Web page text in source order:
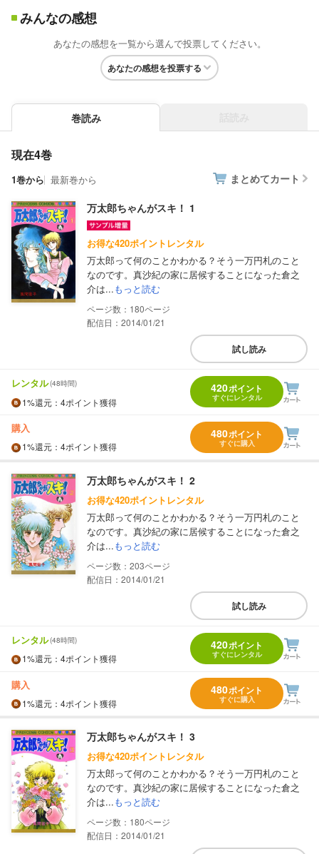
みんなの感想
あなたの感想を一覧から選んで投票してください。
あなたの感想を投票する
巻読み
現在4巻
1巻から 最新巻から まとめてカート
万太郎ちゃんがスキ！ 1
お得な420ポイントレンタル
万太郎って何のことかわかる？そう一万円札のこと
なのです。真沙紀の家に居候することになった倉之
介は...もっと読む
180
配信日：2014/01/21
試し読み
レンタル(48時間)
1%還元 ：4ポイント獲得
420ポイント
すぐにレンタル
購入
1%還元 ：4ポイント獲得
480ポイント
すぐに購入
万太郎ちゃんがスキ！ 2
お得な420ポイントレンタル
万太郎って何のことかわかる？そう一万円札のこと
なのです。真沙紀の家に居候することになった倉之
介は...もっと読む
203
配信日：2014/01/21
試し読み
レンタル(48時間)
1%還元 ：4ポイント獲得
420ポイント
すぐにレンタル
購入
1%還元 ：4ポイント獲得
480ポイント
すぐに購入
万太郎ちゃんがスキ！ 3
お得な420ポイントレンタル
万太郎って何のことかわかる？そう一万円札のこと
なのです。真沙紀の家に居候することになった倉之
介は...もっと読む
180
配信日：2014/01/21